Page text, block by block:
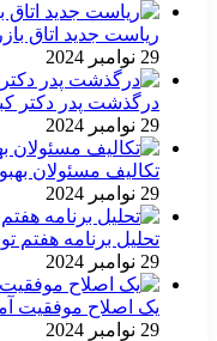
ریاست جدید اتاق
29 نوامبر 2024
درگذشت پدر دکتر
29 نوامبر 2024
تکالیف مسئولان
29 نوامبر 2024
تحلیل برنامه هفتم
29 نوامبر 2024
یک اصلاح موفقیت
29 نوامبر 2024